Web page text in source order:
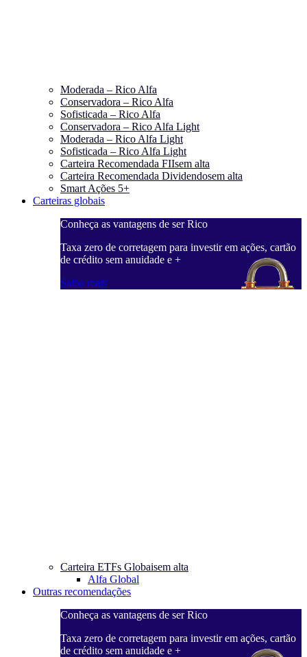
Moderada – Rico Alfa
Conservadora – Rico Alfa
Sofisticada – Rico Alfa
Conservadora – Rico Alfa Light
Moderada – Rico Alfa Light
Sofisticada – Rico Alfa Light
Carteira Recomendada FIIsem alta
Carteira Recomendada Dividendosem alta
Smart Ações 5+
Carteiras globais
Conheça as vantagens de ser Rico
Taxa zero de corretagem para investir em ações, cartão
de crédito sem anuidade e +
Saiba mais
Carteira ETFs Globaisem alta
Alfa Global
Outras recomendações
Conheça as vantagens de ser Rico
Taxa zero de corretagem para investir em ações, cartão
de crédito sem anuidade e +